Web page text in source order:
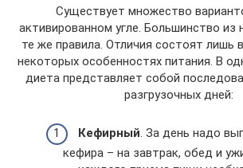
Существует множество
активированном угле. Большинство из
те же правила. Отличия состоят лишь
некоторых особенностях питания. В
диета представляет собой
разгрузочных дней:
Кефирный. За день надо
кефира – на завтрак, обед и